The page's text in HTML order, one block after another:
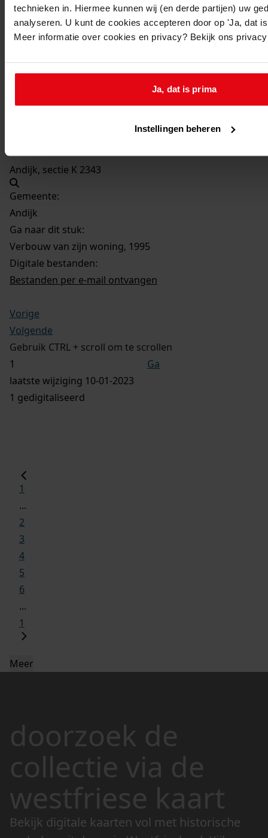
technieken in. Hiermee kunnen wij (en derde partijen) uw
analyseren. U kunt de cookies accepteren door op 'Ja, dat
Meer informatie over cookies en privacy? Bekijk ons
Ja, dat is prima
Instellingen beheren
Beschrijving:
Verbouw van zijn woning
Datum vergunning:
20-04-1995
Adres:
Andijk, Kees Veerstraat 11
Andijk, sectie K 2343
Gemeente:
Andijk
Ga naar dit stuk:
Verbouw van zijn woning, 1995
Digitale bestanden:
Bestanden per e-mail ontvangen
Vorige
Volgende
Gebruik CTRL + scroll om te scrollen
Ga
laatste wijziging 10-01-2023
1 gedigitaliseerd
1
...
2
3
4
5
6
...
1
Meer
doorzoek de
collectie via de
westfriese kaart
Bekijk digitale kaarten vol met historische